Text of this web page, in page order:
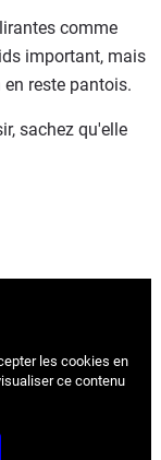
comme
important, mais
reste pantois.
sachez qu'elle
les cookies en
ce contenu